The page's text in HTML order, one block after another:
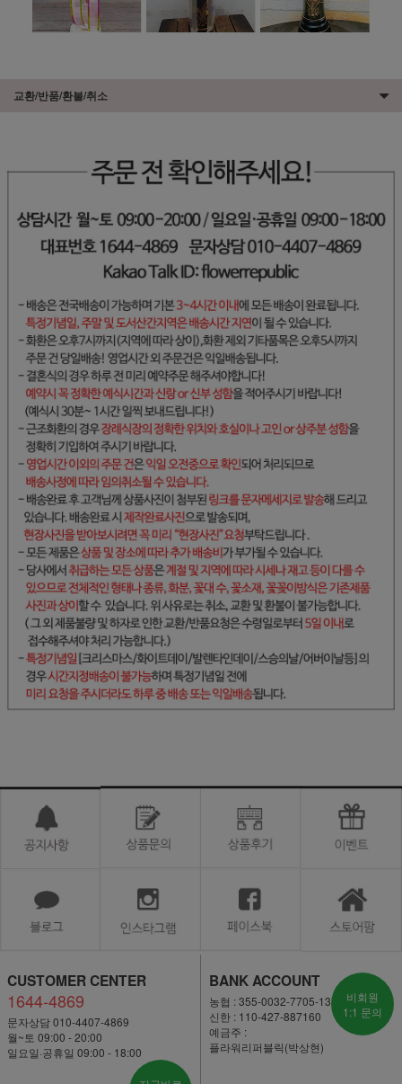
교환/반품/환불/취소
CUSTOMER CENTER
1644-4869
문자상담 010-4407-4869
월~토 09:00 - 20:00
일요일·공휴일 09:00 - 18:00
BANK ACCOUNT
농협 : 355-0032-7705-13
신한 : 110-427-887160
예금주 :
플라워리퍼블릭(박상현)
비회원
1:1 문의